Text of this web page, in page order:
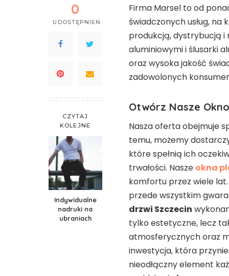
0
UDOSTĘPNIEŃ
CZYTAJ
KOLEJNE
Indywidualne
nadruki na
ubraniach
Firma Marsel to od
świadczonych usług,
produkcją, dystrybucją i
aluminiowymi i ślusarki
oraz wysoka jakość
zadowolonych
Otwórz Nasze
Nasza oferta obejmuje
temu, możemy
które spełnią ich
trwałości. Nasze okna
komfortu przez wiele
przede wszystkim
drzwi Szczecin
tylko estetyczne, lecz
atmosferycznych oraz
inwestycja, która
nieodłączny element